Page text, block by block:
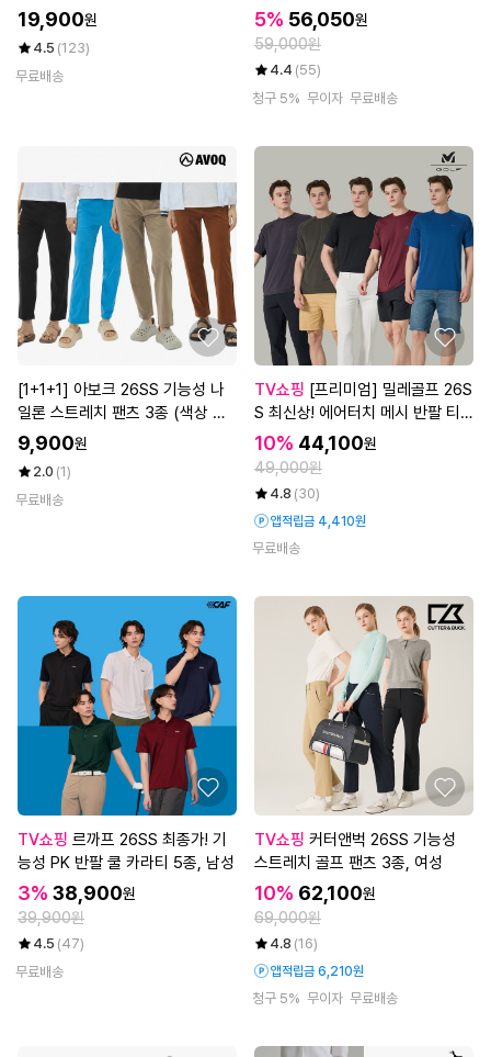
팬츠 4종, 남성
19,900원
4.5 (123)
무료배송
1종, 여성
5% 56,050원
59,000원
4.4 (55)
청구 5% 무이자 무료배송
[1+1+1] 아보크 26SS 기능성 나
일론 스트레치 팬츠 3종 (색상 랜
덤배송, 남녀 선택)
9,900원
2.0 (1)
무료배송
TV쇼핑
S 최신상! 에어터치 메시 반팔 티
셔츠 5종 세트, 남성
10% 44,100원
49,000원
4.8 (30)
앱적립금 4,410원
무료배송
TV쇼핑
능성 PK 반팔 쿨 카라티 5종, 남성
3% 38,900원
39,900원
4.5 (47)
무료배송
TV쇼핑
스트레치 골프 팬츠 3종, 여성
10% 62,100원
69,000원
4.8 (16)
앱적립금 6,210원
청구 5% 무이자 무료배송